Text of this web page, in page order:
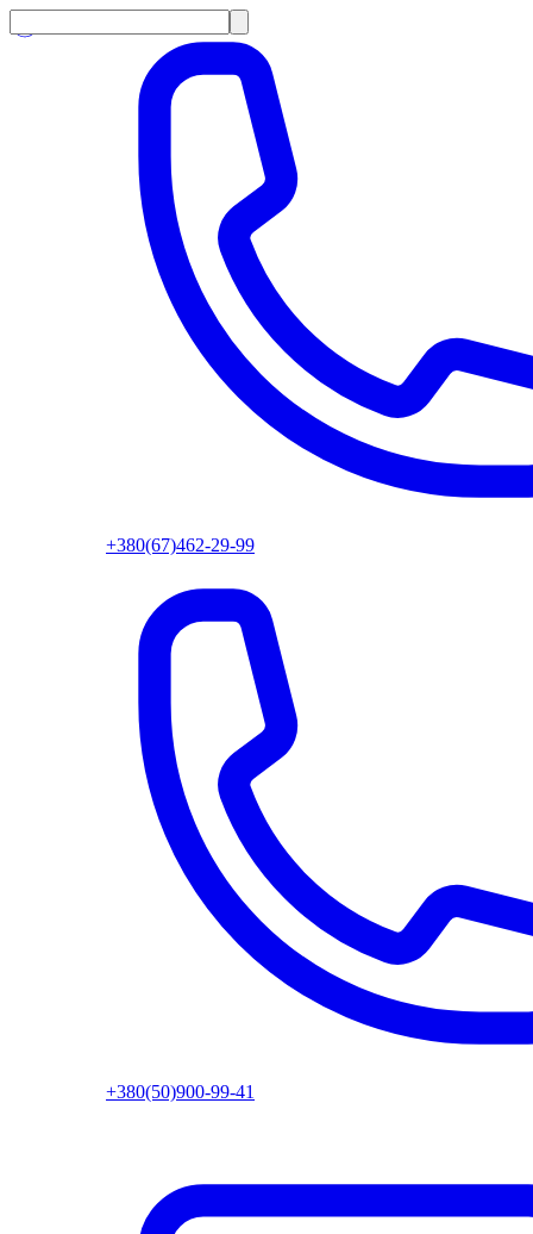
+380(67)462-29-99
+380(50)900-99-41